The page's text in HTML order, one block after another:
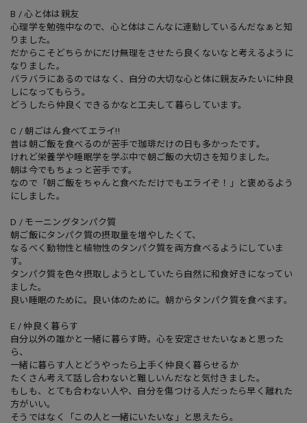
B / 心と体は親友
心理学を勉強中なので、心と体はこんなに連動しているんだなぁと知
りました。
だからこそどちらかにだけ無理をさせたら良くないなと考えるように
なりました。
バラバラにあるのではなく、自分の大切な心と体に親友みたいに仲良
しになってもらう。
どうしたら仲良くできるかなと工夫して暮らしています。
C / 朝ごはん食べてエライ!!
昔は朝ご飯を食べるのが苦手で珈琲だけの日も多かったです。
けれど栄養学や睡眠学を学ぶ中で朝ご飯の大切さを知りました。
朝は今でもちょっと苦手です。
なので「朝ご飯をちゃんと食べただけでもエライぞ！」と褒めるよう
にしました。
D / モーニングタンパク質
朝ご飯にタンパク質の摂取量を増やしたくて、
なるべく動物性と植物性のタンパク質を両方食べるようにしていま
す。
タンパク質を色々摂取しようとしていたら自然に和食好きになってい
ました。
良い睡眠のために。良い体のために。朝からタンパク質を食べます。
E / 仲良く暮らす
自分以外の誰かと一緒に暮らす時。心を安定させたいなぁと思った
ら、
一緒に暮らす人とどうやったら上手く仲良く暮らせるか
たくさん考えて話し合わないと難しいんだなと気付きました。
もしも、とても合わない人や、自分を傷つける人だったら早く離れた
方がいい。
そうではなく「この人と一緒にいたいな」と思えたら。